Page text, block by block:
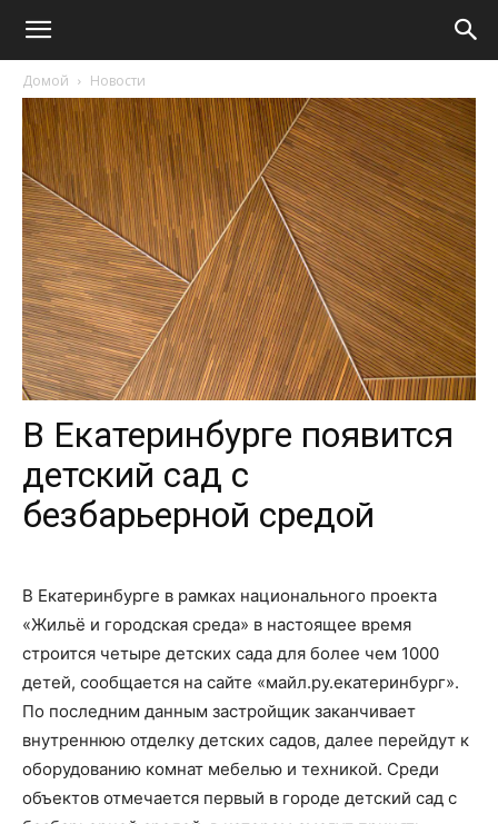
Домой Новости
В Екатеринбурге появится
детский сад с
безбарьерной средой
В Екатеринбурге в рамках национального проекта
«Жильё и городская среда» в настоящее время
строится четыре детских сада для более чем 1000
детей, сообщается на сайте «майл.ру.екатеринбург».
По последним данным застройщик заканчивает
внутреннюю отделку детских садов, далее перейдут к
оборудованию комнат мебелью и техникой. Среди
объектов отмечается первый в городе детский сад с